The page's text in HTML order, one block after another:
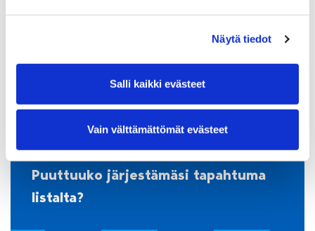
Näytä tiedot
Salli kaikki evästeet
Vain välttämättömät evästeet
Puuttuuko järjestämäsi tapahtuma
listalta?